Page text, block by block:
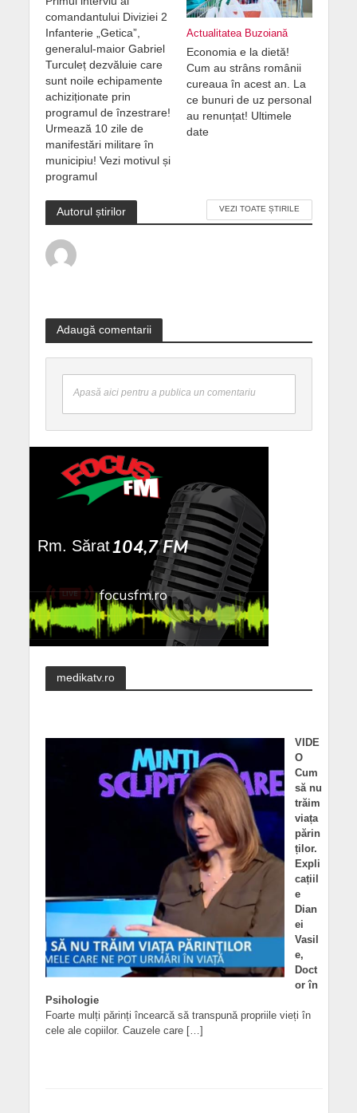
comandantului Diviziei 2
Infanterie „Getica”,
generalul-maior Gabriel
Turculeț dezvăluie care
sunt noile echipamente
achiziționate prin
programul de înzestrare!
Urmează 10 zile de
manifestări militare în
municipiu! Vezi motivul și
programul
Actualitatea Buzoiană
Economia e la dietă!
Cum au strâns românii
cureaua în acest an. La
ce bunuri de uz personal
au renunțat! Ultimele
date
Autorul știrilor VEZI TOATE ȘTIRILE
Adaugă comentarii
Apasă aici pentru a publica un comentariu
medikatv.ro
VIDE
O
Cum
să nu
trăim
viața
părin
ților.
Expli
cațiil
e
Dian
ei
Vasil
e,
Doct
or în
Psihologie
Foarte mulți părinți încearcă să transpună propriile vieți în
cele ale copiilor. Cauzele care […]